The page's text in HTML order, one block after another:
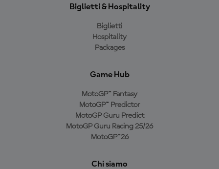
Biglietti & Hospitality
Biglietti
Hospitality
Packages
Game Hub
MotoGP™ Fantasy
MotoGP™ Predictor
MotoGP Guru Predict
MotoGP Guru Racing 25/26
MotoGP™26
Chi siamo